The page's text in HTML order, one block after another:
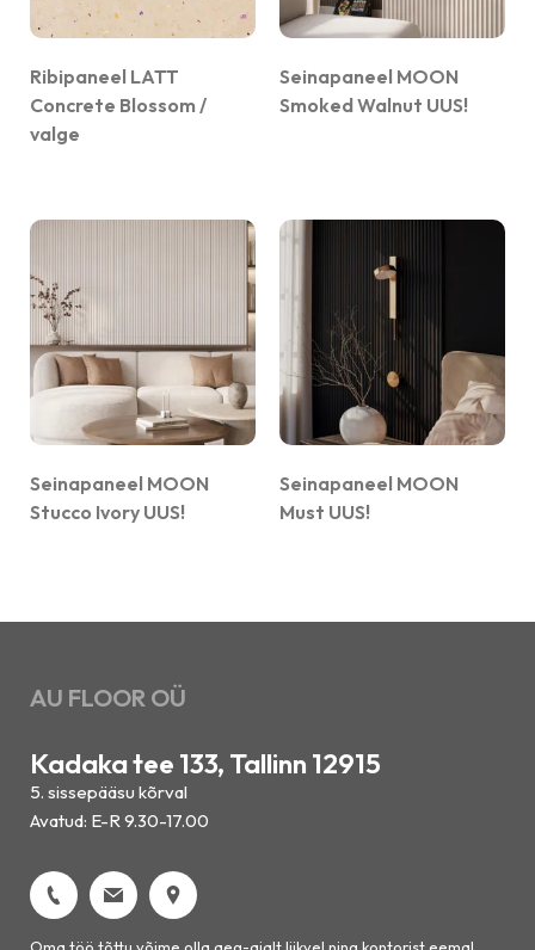
Ribipaneel LATT
Concrete Blossom /
valge
Seinapaneel MOON
Smoked Walnut UUS!
Seinapaneel MOON
Stucco Ivory UUS!
Seinapaneel MOON
Must UUS!
AU FLOOR OÜ
Kadaka tee 133, Tallinn 12915
5. sissepääsu kõrval
Avatud: E-R 9.30-17.00
Oma töö tõttu võime olla aeg-ajalt liikvel ning kontorist eemal.